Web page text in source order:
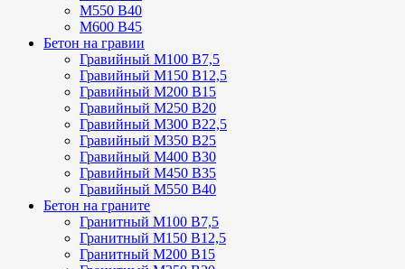
М550 В40
М600 В45
Бетон на гравии
Гравийный М100 В7,5
Гравийный М150 В12,5
Гравийный М200 В15
Гравийный М250 В20
Гравийный М300 В22,5
Гравийный М350 В25
Гравийный М400 В30
Гравийный М450 В35
Гравийный М550 В40
Бетон на граните
Гранитный М100 В7,5
Гранитный М150 В12,5
Гранитный М200 В15